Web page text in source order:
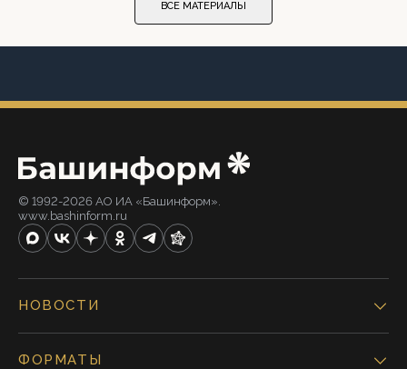
ВСЕ МАТЕРИАЛЫ
© 1992-2026 АО ИА «Башинформ».
www.bashinform.ru
НОВОСТИ
ФОРМАТЫ